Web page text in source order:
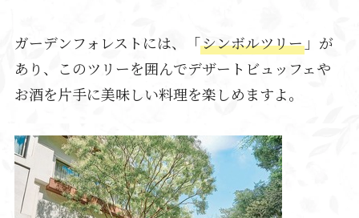
ガーデンフォレストには、「シンボルツリー」が
あり、このツリーを囲んでデザートビュッフェや
お酒を片手に美味しい料理を楽しめますよ。